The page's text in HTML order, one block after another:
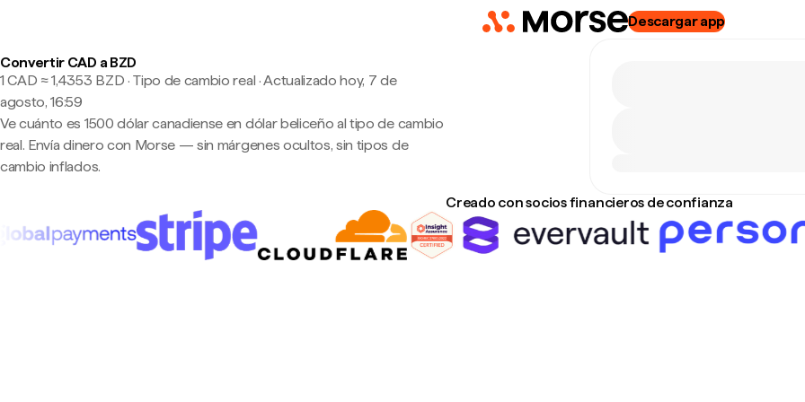
Descargar app
Convertir CAD a BZD
1 CAD ≈ 1,4353 BZD · Tipo de cambio real ·Actualizado hoy, 7 de
agosto, 16:59
Ve cuánto es 1500 dólar canadiense en dólar beliceño al tipo de cambio
real. Envía dinero con Morse — sin márgenes ocultos, sin tipos de
cambio inflados.
Creado con socios financieros de confianza